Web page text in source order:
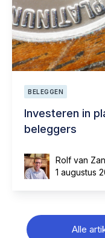
BELEGGEN
Investeren in
beleggers
Rolf van
1 augustus
Alle